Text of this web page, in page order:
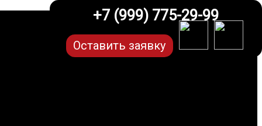
+7 (999) 775-29-99
Оставить заявку